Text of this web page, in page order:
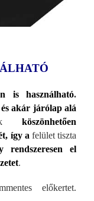
ÁLHATÓ
is használható.
akár járólap alá
köszönhetően
így a felület tiszta
rendszeresen el
.
előkertet.